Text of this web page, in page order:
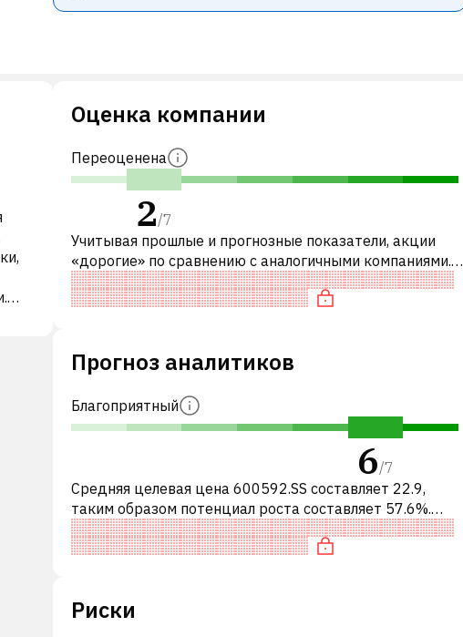
Оценка компании
Переоценена
2/7
Учитывая прошлые и прогнозные показатели, акции
«дорогие» по сравнению с аналогичными компаниями. В
частности, акция справедливо оценена по P/E,
переоценена по EV/EBITDA
Прогноз аналитиков
Благоприятный
6/7
Средняя целевая цена 600592.SS составляет 22.9,
таким образом потенциал роста составляет 57.6%.
Обычно это означает рекомендацию «ПОКУПАТЬ»
среди инвестиционных компаний
Риски